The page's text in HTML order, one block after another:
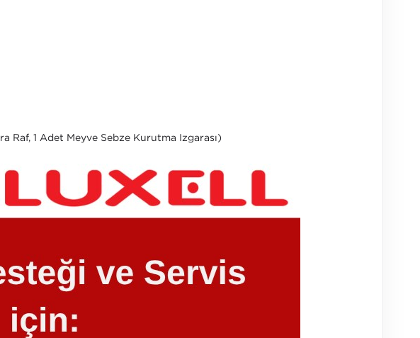
Raf, 1 Adet Meyve Sebze Kurutma Izgarası)